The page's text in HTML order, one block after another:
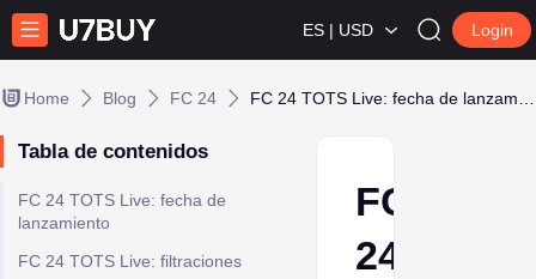
ES | USD Login
Home Blog FC 24
Tabla de contenidos
FC 24 TOTS Live: fecha de
lanzamiento
FC 24 TOTS Live: filtraciones
FC
24